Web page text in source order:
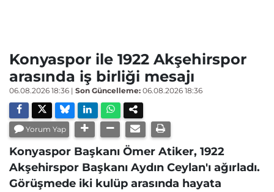
Konyaspor ile 1922 Akşehirspor
arasında iş birliği mesajı
06.08.2026 18:36 | Son Güncelleme: 06.08.2026 18:36
Yorum Yap
Konyaspor Başkanı Ömer Atiker, 1922
Akşehirspor Başkanı Aydın Ceylan'ı ağırladı.
Görüşmede iki kulüp arasında hayata